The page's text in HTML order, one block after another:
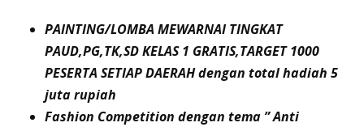
PAINTING/LOMBA MEWARNAI TINGKAT
PAUD,PG,TK,SD KELAS 1 GRATIS,TARGET 1000
PESERTA SETIAP DAERAH dengan total hadiah 5
juta rupiah
Fashion Competition dengan tema ” Anti